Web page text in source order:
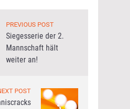
PREVIOUS POST
Siegesserie der 2.
Mannschaft hält
weiter an!
POST